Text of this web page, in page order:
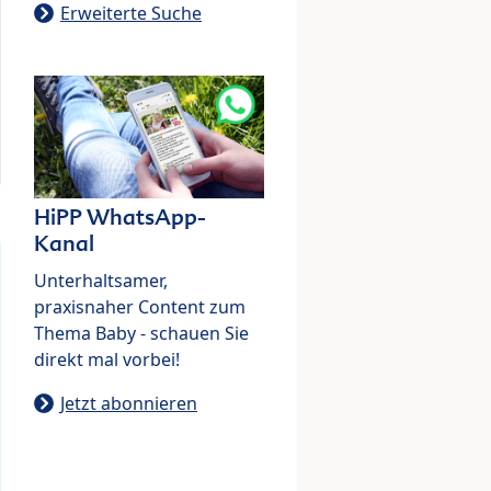
Erweiterte Suche
HiPP WhatsApp-
Kanal
Unterhaltsamer,
praxisnaher Content zum
Thema Baby - schauen Sie
direkt mal vorbei!
Jetzt abonnieren